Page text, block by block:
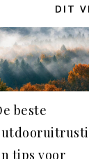
DIT
beste
tips voor